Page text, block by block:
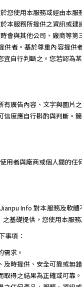
您使用本服務或經由本
本服務所提供之資訊或
會與其他公司、廠商等
供者。基於尊重內容提供
宜自行判斷之。您若認為
有廣告內容、文字與圖片
信度應自行斟酌與判斷。
用者與廠商或個人間的
Info 對本服務及軟
基礎提供，您使用本服
事項：
需求。
時提供、安全可靠或無錯
得之結果為正確或可靠。